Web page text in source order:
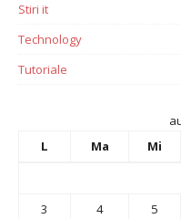
Stiri it
Technology
Tutoriale
L
Ma Mi
3
4 5